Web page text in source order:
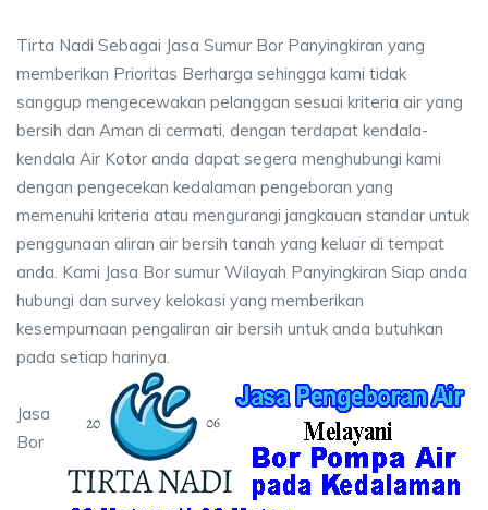
Tirta Nadi Sebagai Jasa Sumur Bor Panyingkiran yang
memberikan Prioritas Berharga sehingga kami tidak
sanggup mengecewakan pelanggan sesuai kriteria air yang
bersih dan Aman di cermati, dengan terdapat kendala-
kendala Air Kotor anda dapat segera menghubungi kami
dengan pengecekan kedalaman pengeboran yang
memenuhi kriteria atau mengurangi jangkauan standar untuk
penggunaan aliran air bersih tanah yang keluar di tempat
anda. Kami Jasa Bor sumur Wilayah Panyingkiran Siap anda
hubungi dan survey kelokasi yang memberikan
kesempurnaan pengaliran air bersih untuk anda butuhkan
pada setiap harinya.
Jasa
Bor